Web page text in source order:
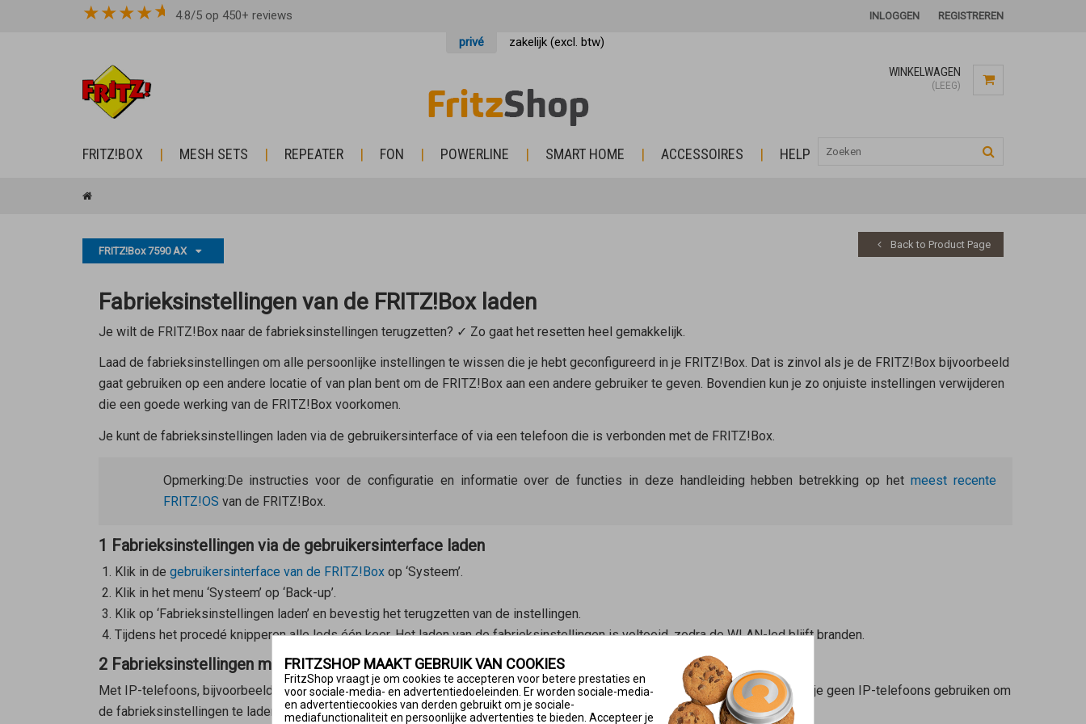
★★★★ 4.8/5 op 450+ reviews INLOGGEN REGISTREREN
privé zakelijk (excl. btw)
WINKELWAGEN
(LEEG)
FRITZ!BOX MESH SETS REPEATER FON POWERLINE SMART HOME ACCESSOIRES HELP
FRITZ!Box 7590 AX
Back to Product Page
Fabrieksinstellingen van de FRITZ!Box laden
Je wilt de FRITZ!Box naar de fabrieksinstellingen terugzetten? ✓ Zo gaat het resetten heel gemakkelijk.
Laad de fabrieksinstellingen om alle persoonlijke instellingen te wissen die je hebt geconfigureerd in je FRITZ!Box. Dat is zinvol als je de FRITZ!Box bijvoorbeeld
gaat gebruiken op een andere locatie of van plan bent om de FRITZ!Box aan een andere gebruiker te geven. Bovendien kun je zo onjuiste instellingen verwijderen
die een goede werking van de FRITZ!Box voorkomen.
Je kunt de fabrieksinstellingen laden via de gebruikersinterface of via een telefoon die is verbonden met de FRITZ!Box.
Opmerking:De instructies voor de configuratie en informatie over de functies in deze handleiding hebben betrekking op het meest recente
FRITZ!OS van de FRITZ!Box.
1 Fabrieksinstellingen via de gebruikersinterface laden
Klik in de gebruikersinterface van de FRITZ!Boxop ‘Systeem’.
Klik in het menu ‘Systeem’ op ‘Back-up’.
Klik op ‘Fabrieksinstellingen laden’ en bevestig het terugzetten van de instellingen.
Tijdens het procedé knipperen alle leds één keer. Het laden van de fabrieksinstellingen is voltooid, zodra de WLAN-led blijft branden.
2 Fabrieksinstellingen met een telefoon laden
Met IP-telefoons, bijvoorbeeld FRITZ!App Fon, kunnen aan de FRITZ!Box geen toetssequenties worden gestuurd. Daarom kun je geen IP-telefoons gebruiken om
de fabrieksinstellingen te laden.
FRITZSHOP MAAKT GEBRUIK VAN COOKIES
FritzShop vraagt je om cookies te accepteren voor betere prestaties en
voor sociale-media- en advertentiedoeleinden. Er worden sociale-media-
en advertentiecookies van derden gebruikt om je sociale-
mediafunctionaliteit en persoonlijke advertenties te bieden. Accepteer je